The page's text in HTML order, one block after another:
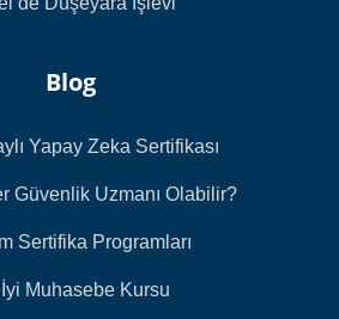
Blog
Yapay Zeka Sertifikası
Güvenlik Uzmanı Olabilir?
Sertifika Programları
Muhasebe Kursu